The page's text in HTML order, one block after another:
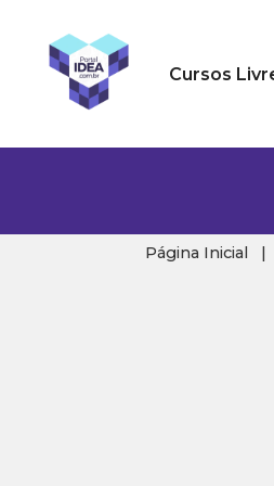
Cursos
Página Inicial